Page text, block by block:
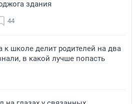
здания
44
к школе делит родителей на два
в какой лучше попасть